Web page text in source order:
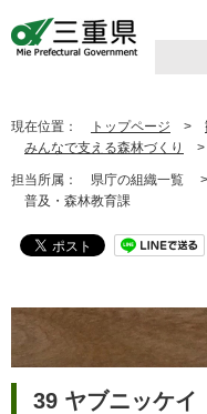
現在位置： トップページ >
みんなで支える森林づくり
>
担当所属： 県庁の組織一覧 >
普及・森林教育課
39 ヤブニッケイ